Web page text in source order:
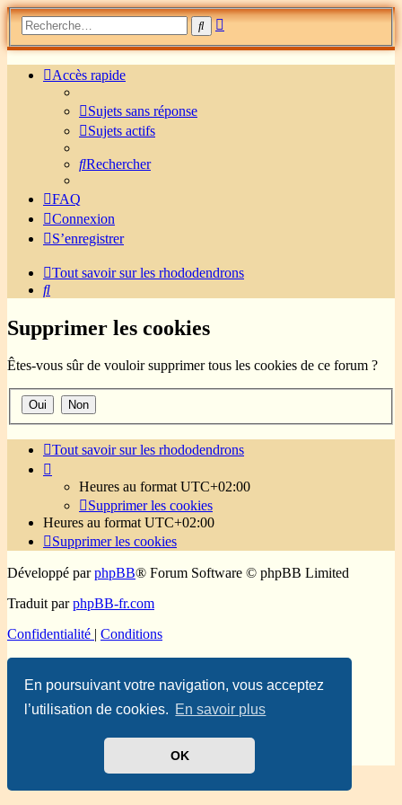
En poursuivant votre navigation, vous acceptez
l’utilisation de cookies. En savoir plus
OK
Rechercher
Recherche
Accès rapide
Sujets sans réponse
Sujets actifs
Rechercher
FAQ
Connexion
S’enregistrer
Tout savoir sur les rhododendrons
Rechercher
Supprimer les cookies
Êtes-vous sûr de vouloir supprimer tous les cookies de ce forum ?
Tout savoir sur les rhododendrons
Heures au format UTC+02:00
Supprimer les cookies
Heures au format UTC+02:00
Supprimer les cookies
Développé parphpBB® Forum Software © phpBB Limited
Traduit parphpBB-fr.com
Confidentialité | Conditions